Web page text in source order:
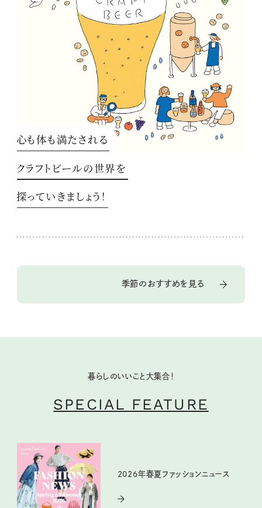
心も体も満たされる
クラフトビールの世界を
探っていきましょう！
季節のおすすめを見る
暮らしのいいこと大集合！
SPECIAL FEATURE
2026年春夏ファッションニュース